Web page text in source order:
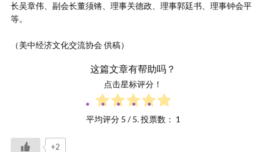
长吴章伟、副会长董须锵、理事关德政、理事郭廷书、理事钟会平
等。
（美中经济文化交流协会 供稿）
这篇文章有帮助吗？
点击星标评分！
平均评分 5 / 5. 投票数： 1
+2